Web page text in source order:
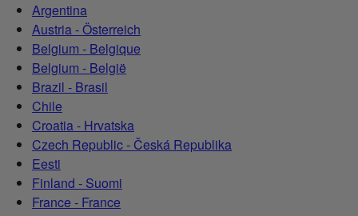
Argentina
Austria - Österreich
Belgium - Belgique
Belgium - België
Brazil - Brasil
Chile
Croatia - Hrvatska
Czech Republic - Česká Republika
Eesti
Finland - Suomi
France - France